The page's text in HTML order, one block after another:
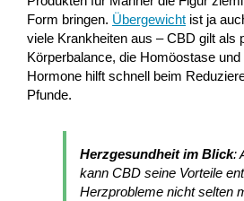
Form bringen. Übergewicht ist ja
viele Krankheiten aus – CBD gilt als
Körperbalance, die Homöostase
Hormone hilft schnell beim
Pfunde.
Herzgesundheit im Blick:
kann CBD seine Vorteile
Herzprobleme nicht selten